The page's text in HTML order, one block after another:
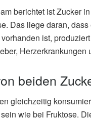
berichtet ist Zucker
Das liege daran,
ist,
Herzerkrankungen
beiden
gleichzeitig
wie bei Fruktose.